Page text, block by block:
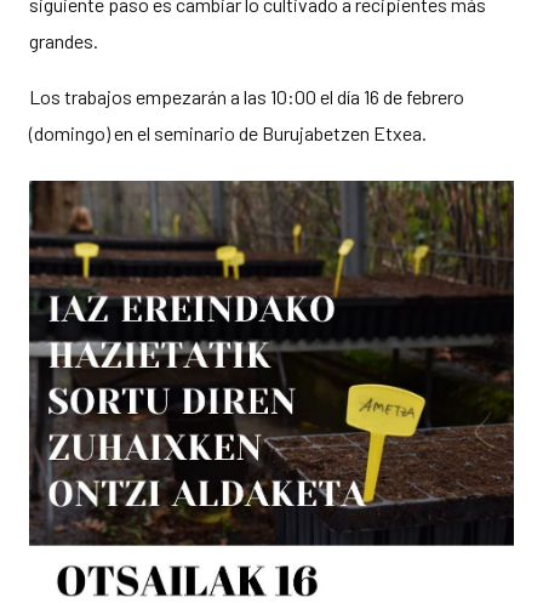
grandes.
Los trabajos empezarán a las 10:00 el día 16 de febrero
(domingo) en el seminario de Burujabetzen Etxea.